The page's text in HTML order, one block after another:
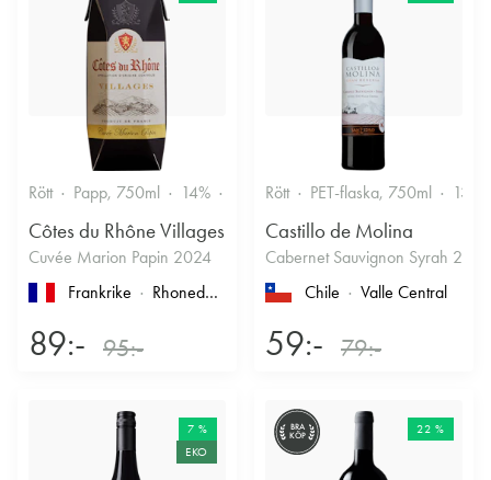
Rött Papp, 750ml 14% Fruktigt & Smakrikt
Côtes du Rhône Villages
Cuvée Marion Papin 2024
Frankrike
Rhonedalen , Côtes du Rhône , Côtes-du-Rhône-
89:- 95:-
Rött PET-flaska, 750ml
Castillo de Molina
Cabernet Sauvignon Syrah 2022
Chile
Valle Central
59:- 79:-
7 %
EKO
BRA
KÖP
22 %